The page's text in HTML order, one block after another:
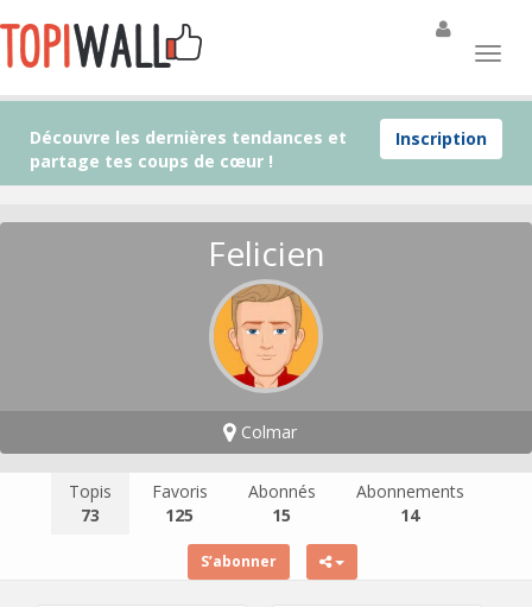
Inscription
Découvre les dernières tendances et
partage tes coups de cœur !
Felicien
Colmar
Topis
73
Favoris
125
Abonnés
15
Abonnements
14
S’abonner